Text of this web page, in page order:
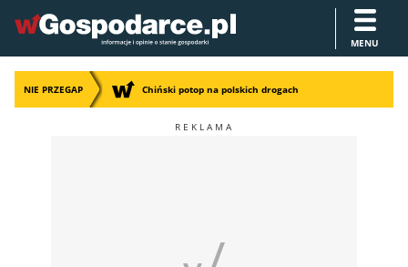
MENU
NIE PRZEGAP Chiński potop na polskich drogach